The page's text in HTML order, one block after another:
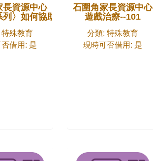
長資源中心
〉如何協助孩子飲食
特殊教育
借用: 是
石圍角家長資源中心
遊戲治療--101
分類: 特殊教育
現時可否借用: 是